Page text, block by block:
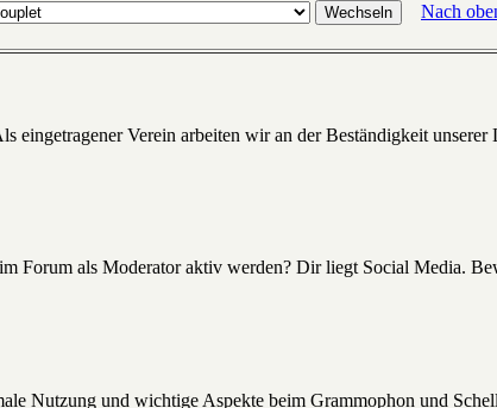
Nach
eingetragener Verein arbeiten wir an der Beständigkeit unserer
Forum als Moderator aktiv werden? Dir liegt Social Media.
Nutzung und wichtige Aspekte beim Grammophon und